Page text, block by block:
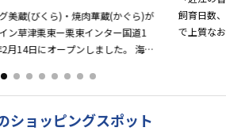
美蔵(びくら)・焼肉華蔵(かぐら)が
ン草津栗東ー栗東インター国道1
月14日にオープンしました。 海鮮
飼育日数
で上質な
ショッピングスポット